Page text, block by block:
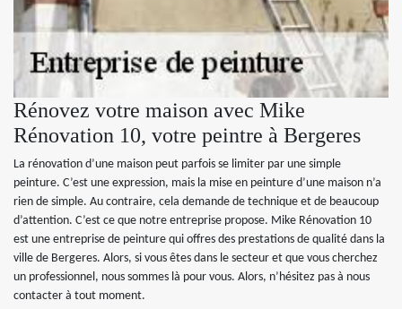
Rénovez votre maison avec Mike
Rénovation 10, votre peintre à Bergeres
La rénovation d’une maison peut parfois se limiter par une simple
peinture. C’est une expression, mais la mise en peinture d’une maison n’a
rien de simple. Au contraire, cela demande de technique et de beaucoup
d’attention. C’est ce que notre entreprise propose. Mike Rénovation 10
est une entreprise de peinture qui offres des prestations de qualité dans la
ville de Bergeres. Alors, si vous êtes dans le secteur et que vous cherchez
un professionnel, nous sommes là pour vous. Alors, n’hésitez pas à nous
contacter à tout moment.